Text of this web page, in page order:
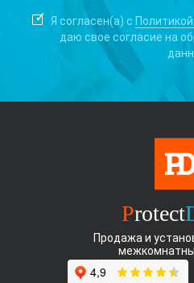
Я согласен(а) с
даю свое согласие на
Protect
Продажа и